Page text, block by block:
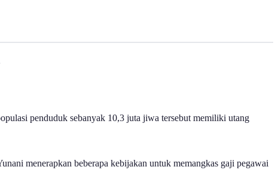
penduduk sebanyak 10,3 juta jiwa tersebut memiliki utang
menerapkan beberapa kebijakan untuk memangkas gaji pegawai